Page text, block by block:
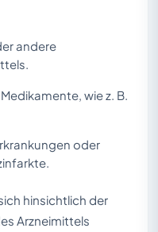
andere
wie z. B.
oder
hinsichtlich der
Arzneimittels